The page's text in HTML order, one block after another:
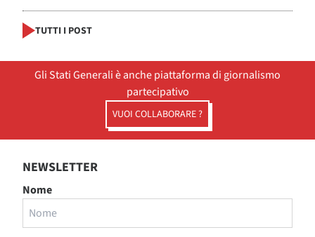
TUTTI I POST
Gli Stati Generali è anche piattaforma di giornalismo
partecipativo
VUOI COLLABORARE ?
NEWSLETTER
Nome